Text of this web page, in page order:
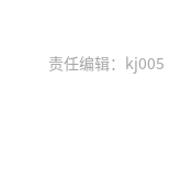
责任编辑：kj005